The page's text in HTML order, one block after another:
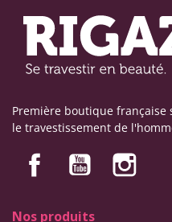
Première boutique française
le travestissement de
Nos produits